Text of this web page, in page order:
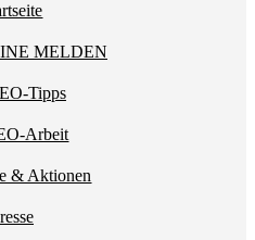
MELDEN
Tipps
Arbeit
& Aktionen